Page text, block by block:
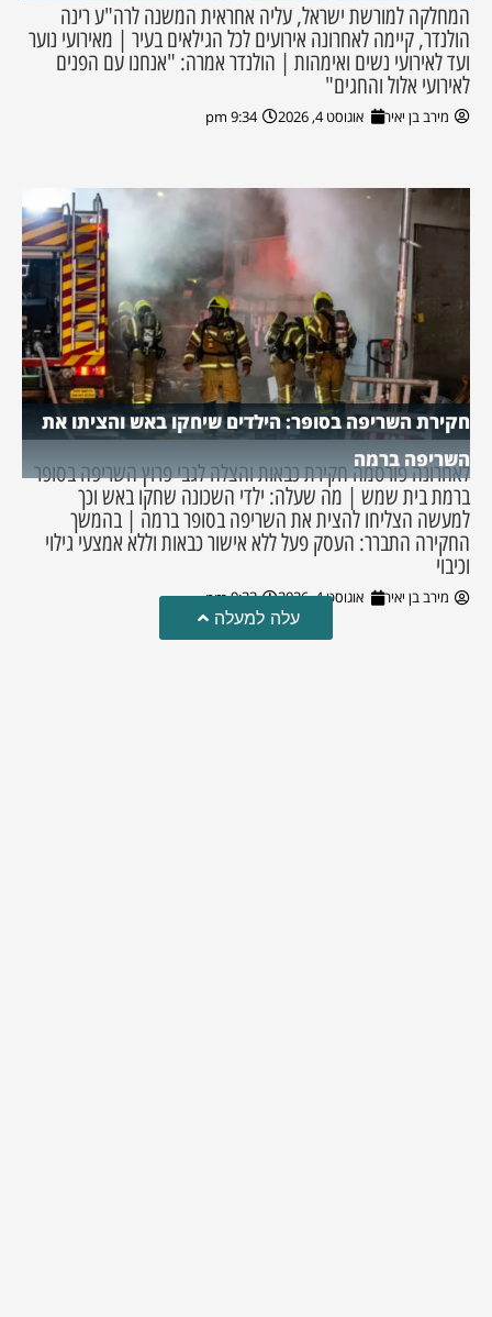
המחלקה למורשת ישראל, עליה אחראית המשנה לרה"ע רינה
הולנדר, קיימה לאחרונה אירועים לכל הגילאים בעיר | מאירועי נוער
ועד לאירועי נשים ואימהות | הולנדר אמרה: "אנחנו עם הפנים
לאירועי אלול והחגים"
מירב בן יאיר אוגוסט 4, 2026 9:34 pm
חקירת השריפה בסופר: הילדים שיחקו באש והציתו את
השריפה ברמה
לאחרונה פורסמה חקירת כבאות והצלה לגבי פרוץ השריפה בסופר
ברמת בית שמש | מה שעלה: ילדי השכונה שחקו באש וכך
למעשה הצליחו להצית את השריפה בסופר ברמה | בהמשך
החקירה התברר: העסק פעל ללא אישור כבאות וללא אמצעי גילוי
וכיבוי
מירב בן יאיר אוגוסט 4, 2026 9:33 pm
עלה למעלה